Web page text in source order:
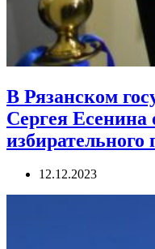
В Рязанском
Сергея
избирательного
12.12.2023